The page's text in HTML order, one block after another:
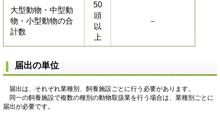
大型動物・中型動
物・小型動物の合
計数
50
頭
以
上
－
届出の単位
届出は、それぞれ業種別、飼養施設ごとに行う必要があります。
同一の飼養施設で複数の種別の動物取扱業を行う場合は、業種別ごとに
届出が必要です。